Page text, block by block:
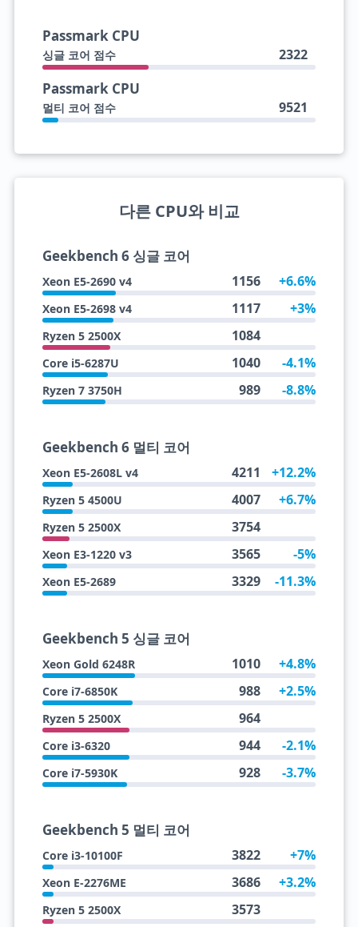
Passmark CPU
싱글 코어 점수 2322
Passmark CPU
멀티 코어 점수 9521
다른 CPU와 비교
Geekbench 6 싱글 코어
Xeon E5-2690 v4 1156 +6.6%
Xeon E5-2698 v4 1117 +3%
Ryzen 5 2500X 1084
Core i5-6287U 1040 -4.1%
Ryzen 7 3750H 989 -8.8%
Geekbench 6 멀티 코어
Xeon E5-2608L v4 4211 +12.2%
Ryzen 5 4500U 4007 +6.7%
Ryzen 5 2500X 3754
Xeon E3-1220 v3 3565 -5%
Xeon E5-2689 3329 -11.3%
Geekbench 5 싱글 코어
Xeon Gold 6248R 1010 +4.8%
Core i7-6850K 988 +2.5%
Ryzen 5 2500X 964
Core i3-6320 944 -2.1%
Core i7-5930K 928 -3.7%
Geekbench 5 멀티 코어
Core i3-10100F 3822 +7%
Xeon E-2276ME 3686 +3.2%
Ryzen 5 2500X 3573